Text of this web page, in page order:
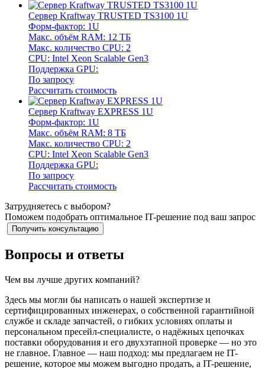
Сервер Kraftway TRUSTED TS3100 1U
Форм-фактор: 1U
Макс. объём RAM: 12 ТБ
Макс. количество CPU: 2
CPU: Intel Xeon Scalable Gen3
Поддержка GPU:
По запросу
Рассчитать стоимость
Сервер Kraftway EXPRESS 1U
Форм-фактор: 1U
Макс. объём RAM: 8 ТБ
Макс. количество CPU: 2
CPU: Intel Xeon Scalable Gen3
Поддержка GPU:
По запросу
Рассчитать стоимость
Затрудняетесь с выбором?
Поможем подобрать оптимальное IT-решение под ваш запрос
Получить консультацию
Вопросы и ответы
Чем вы лучше других компаний?
Здесь мы могли бы написать о нашей экспертизе и
сертифицированных инженерах, о собственной гарантийной
службе и складе запчастей, о гибких условиях оплаты и
персональном пресейл-специалисте, о надёжных цепочках
поставки оборудования и его двухэтапной проверке — но это
не главное. Главное — наш подход: мы предлагаем не IT-
решение, которое мы можем выгодно продать, а IT-решение,